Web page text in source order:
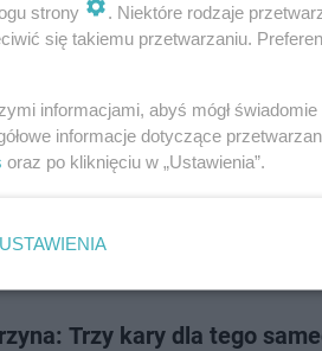
na przeładowane dostawczaki,
aż 16 pojazdów zostali ukarani
rejestracyjnymi.
Trzy kary dla tego
strony
. Niektóre rodzaje
się takiemu przetwarzaniu.
informacjami, abyś mógł
informacje dotyczące
oraz po kliknięciu w „Ustawienia”.
USTAWIENIA